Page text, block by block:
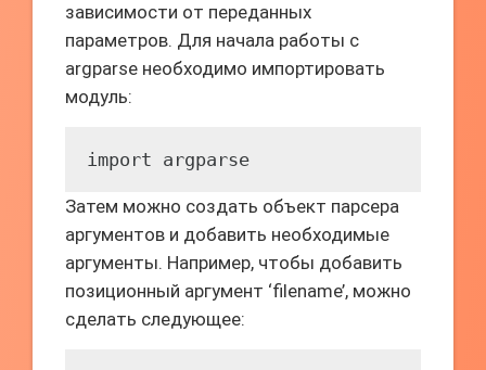
зависимости от переданных
параметров. Для начала работы с
argparse необходимо импортировать
модуль:
import argparse
Затем можно создать объект парсера
аргументов и добавить необходимые
аргументы. Например, чтобы добавить
позиционный аргумент ‘filename’, можно
сделать следующее: